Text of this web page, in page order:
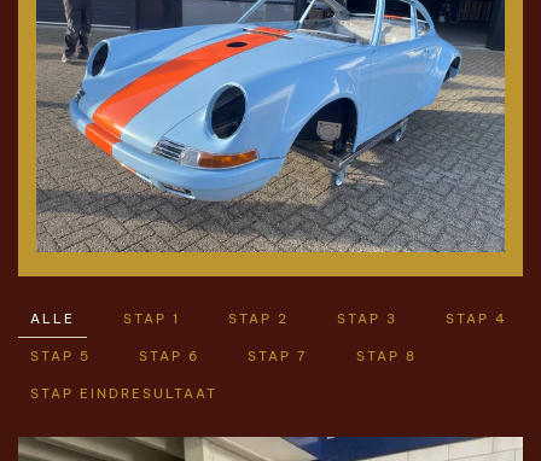
ALLE STAP 1 STAP 2 STAP 3 STAP 4
STAP 5 STAP 6 STAP 7 STAP 8
STAP EINDRESULTAAT